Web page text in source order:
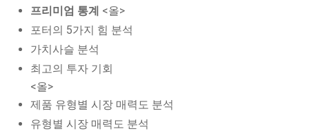
프리미엄 통계 <올>
포터의 5가지 힘 분석
가치사슬 분석
최고의 투자 기회
<올>
제품 유형별 시장 매력도 분석
유형별 시장 매력도 분석